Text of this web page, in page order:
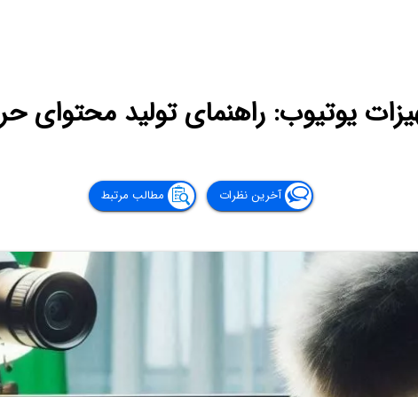
یوتیوب: راهنمای تولید محتوای
آخرین نظرات مطالب مرتبط